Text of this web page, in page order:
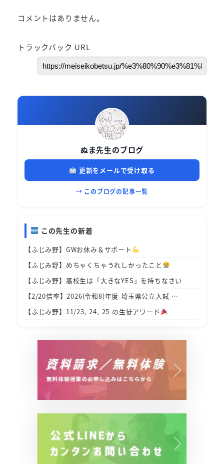
コメントはありません。
トラックバック URL
ぬま先生のブログ
更新をメールで受け取る
→ このブログの記事一覧
この先生の新着
【ふじみ野】GWお休み＆サポート
【ふじみ野】めちゃくちゃうれしかったこと
【ふじみ野】高校生は「大きなYES」を持ちなさい
【2/20倍率】2026(令和8)年度 埼玉県公立入試 …
【ふじみ野】11/23, 24, 25 の生徒アワード